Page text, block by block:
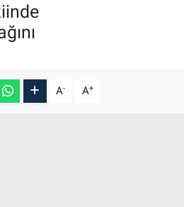
A- A+